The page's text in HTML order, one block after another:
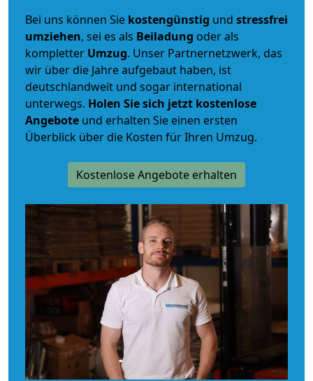
Bei uns können Sie kostengünstig und stressfrei
umziehen, sei es als Beiladung oder als
kompletter Umzug. Unser Partnernetzwerk, das
wir über die Jahre aufgebaut haben, ist
deutschlandweit und sogar international
unterwegs. Holen Sie sich jetzt kostenlose
Angebote und erhalten Sie einen ersten
Überblick über die Kosten für Ihren Umzug.
Kostenlose Angebote erhalten